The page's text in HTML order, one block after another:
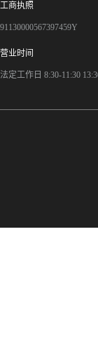
工商执照
91130000567397459Y
营业时间
法定工作日 8:30-11:30